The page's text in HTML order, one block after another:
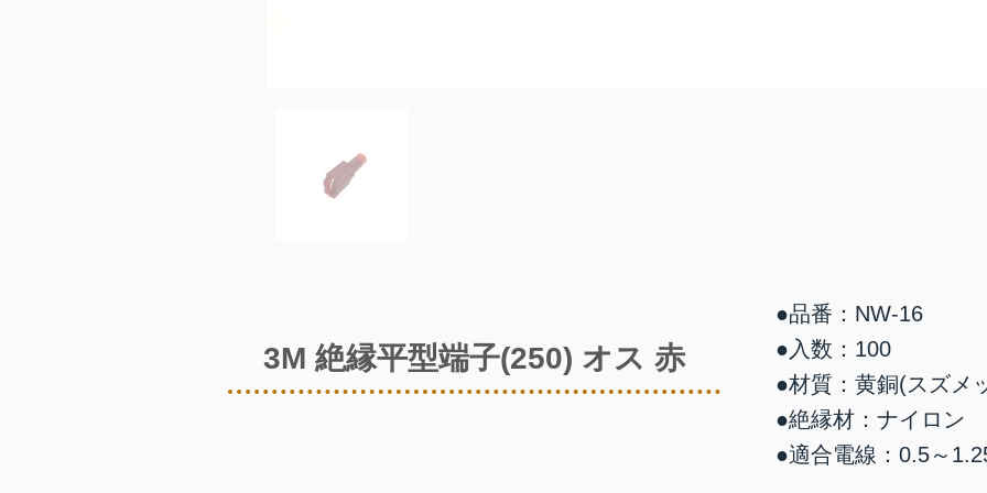
3M 絶縁平型端子(250) オス 赤
●品番：NW-16
●入数：100
●材質：黄銅(スズメ
●絶縁材：ナイロン
●適合電線：0.5～